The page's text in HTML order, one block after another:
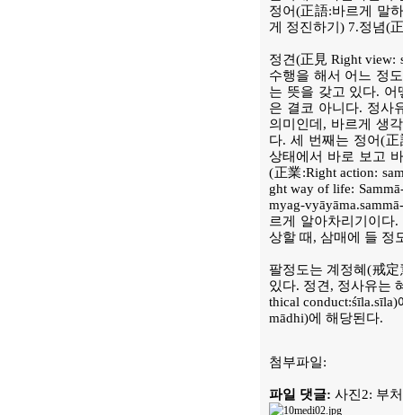
정어(正語:바르게 말
게 정진하기) 7.정념(
정견(正見 Right view:
수행을 해서 어느 정
는 뜻을 갖고 있다.
은 결코 아니다. 정사
의미인데, 바르게 생
다. 세 번째는 정어(正
상태에서 바로 보고
(正業:Right action:
ght way of life:
myag-
르게 알아차리기이다.
상할 때, 삼매에 들 정
팔정도는 계정혜(戒
있다. 정견, 정사유는
thical
mādhi)에 해당된다.
첨부파일:
파일 댓글: 사진2: 부